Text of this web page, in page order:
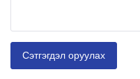
Сэтгэгдэл оруулах